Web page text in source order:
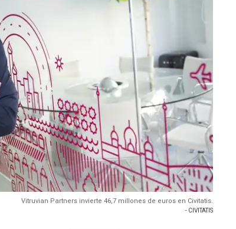
Vitruvian Partners invierte 46,7 millones de euros en Civitatis.
- CIVITATIS